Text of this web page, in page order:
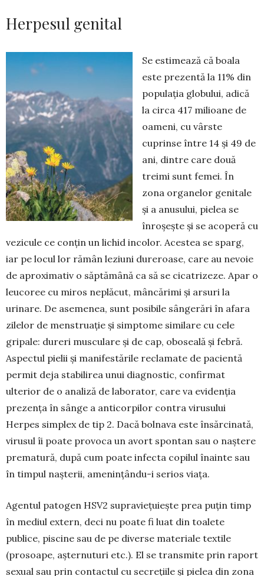
Herpesul genital
Se estimează că boala
este prezentă la 11% din
populația globului, adică
la circa 417 milioane de
oameni, cu vârste
cuprinse între 14 și 49 de
ani, din­tre care două
treimi sunt femei. În
zona orga­nelor genitale
și a anusului, pielea se
înroșește și se aco­peră cu
vezicule ce conțin un lichid incolor. Acestea se sparg,
iar pe locul lor rămân leziuni dureroase, care au nevoie
de aproximativ o săptămână ca să se cicatrizeze. Apar o
leucoree cu miros neplăcut, mâncărimi și arsuri la
urinare. De asemenea, sunt posibile sângerări în afara
zilelor de menstruație și simptome similare cu cele
gripale: dureri musculare și de cap, oboseală și febră.
Aspectul pielii și manifestările reclamate de pacientă
permit deja stabilirea unui diagnostic, confirmat
ulterior de o analiză de laborator, care va eviden­ția
prezența în sânge a anticorpilor contra virusului
Herpes simplex de tip 2. Dacă bolnava este însărcinată,
virusul îi poate provoca un avort spon­tan sau o naștere
prematură, du­pă cum poate infecta copilul îna­inte sau
în timpul nașterii, amenin­țându-i serios viața.
Agentul patogen HSV2 supra­vie­­țuiește prea puțin timp
în mediul extern, deci nu poate fi luat din toa­lete
publice, piscine sau de pe di­verse materiale textile
(prosoape, așternuturi etc.). El se transmite prin raport
sexual sau prin contactul cu secrețiile și pielea din zona